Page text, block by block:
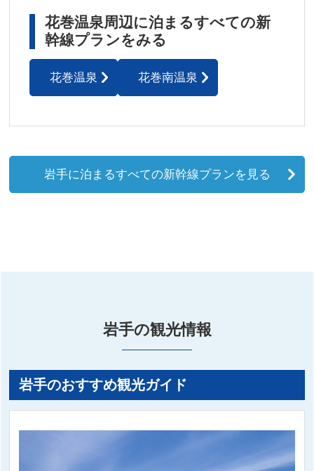
花巻温泉周辺に泊まるすべての新
幹線プランをみる
花巻温泉 花巻南温泉
岩手に泊まるすべての新幹線プランを見る
岩手の観光情報
岩手のおすすめ観光ガイド